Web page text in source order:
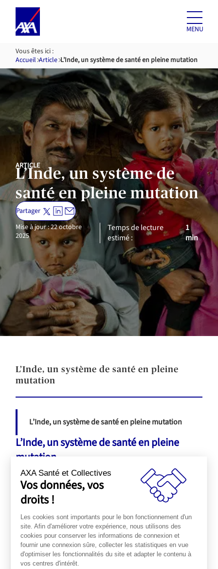
Aller au
contenu
MENU
Vous êtes ici :
Accueil Article L’Inde, un système de santé en pleine mutation
ARTICLE
L’Inde, un système de
santé en pleine mutation
Partager
Mise à jour : 22 octobre
2025
Temps de lecture
estimé :
1
min
L’Inde, un système de santé en pleine
mutation
L’Inde, un système de santé en pleine mutation
L’Inde, un système de santé en pleine
mutation
Avec 1,3 milliard d’habitants dont 50% a moins de
25 ans, l’Inde se prépare à un enjeu sanitaire
majeur : instaurer un régime d’assurance santé
universel pour tous les Indiens…
Lire l’article surAxalive.fr
AXA Santé et Collectives
Vos données, vos
droits !
Les cookies sont importants pour le bon fonctionnement d'un
site. Afin d'améliorer votre expérience, nous utilisons des
cookies pour conserver les informations de connexion et
fournir une connexion sûre, collecter les statistiques en vue
d'optimiser les fonctionnalités du site et adapter le contenu à
vos centres d'intérêt.